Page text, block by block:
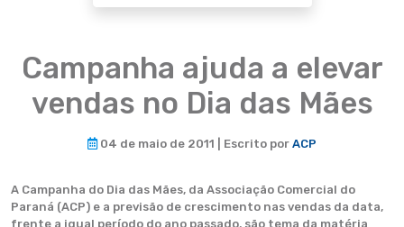
Campanha ajuda a elevar
vendas no Dia das Mães
04 de maio de 2011 | Escrito por ACP
A Campanha do Dia das Mães, da Associação Comercial do
Paraná (ACP) e a previsão de crescimento nas vendas da data,
frente a igual período do ano passado, são tema da matéria